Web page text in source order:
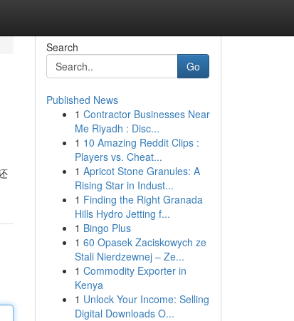
Search
Go
Published News
1 Contractor Businesses Near
Me Riyadh : Disc...
1 10 Amazing Reddit Clips :
Players vs. Cheat...
1 Apricot Stone Granules: A
Rising Star in Indust...
1 Finding the Right Granada
Hills Hydro Jetting f...
1 Bingo Plus
1 60 Opasek Zaciskowych ze
Stali Nierdzewnej – Ze...
1 Commodity Exporter in
Kenya
1 Unlock Your Income: Selling
Digital Downloads O...